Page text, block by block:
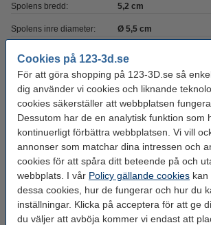
Cookies på 123-3d.se
För att göra shopping på 123-3D.se så
dig använder vi cookies och liknande
cookies säkerställer att webbplatsen
Dessutom har de en analytisk funktion som
kontinuerligt förbättra webbplatsen. Vi vill
annonser som matchar dina intressen och
cookies för att spåra ditt beteende på och
webbplats. I vår Policy gällande cookies kan
dessa cookies, hur de fungerar och hur du
inställningar. Klicka på acceptera för att ge
du väljer att avböja kommer vi endast att
Spolens bredd: 5,2 cm
Spolens inre diameter: Ø 5,5 cm
Spolens ytterdiameter:
Varumärke: Polymaker
Produktkod:
Glöm inte att beställa!
123-3D Efterbehandlingsset för
95 kr
3DLAC självhäftande spray | 400ml